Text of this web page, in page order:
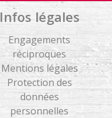
Infos légales
Engagements
réciproques
Mentions légales
Protection des
données
personnelles